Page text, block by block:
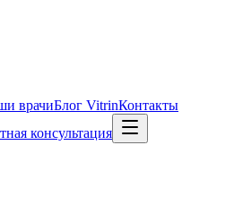
врачиБлог VitrinКонтакты
консультация